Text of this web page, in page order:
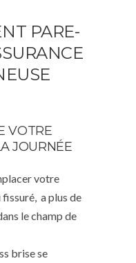
PARE-
VOTRE
JOURNÉE
votre
fissuré, a plus de
le champ de
brise se